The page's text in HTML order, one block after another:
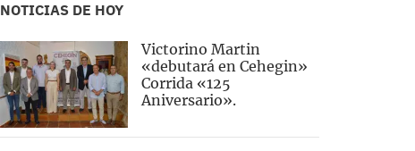
NOTICIAS DE HOY
Victorino Martin
«debutará en Cehegin»
Corrida «125
Aniversario».